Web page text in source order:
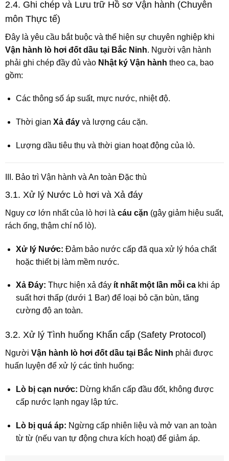
2.4. Ghi chép và Lưu trữ Hồ sơ Vận hành (Chuyên
môn Thực tế)
Đây là yêu cầu bắt buộc và thể hiện sự chuyên nghiệp khi
Vận hành lò hơi đốt dầu tại Bắc Ninh. Người vận hành
phải ghi chép đầy đủ vào Nhật ký Vận hành theo ca, bao
gồm:
Các thông số áp suất, mực nước, nhiệt độ.
Thời gian Xả đáyvà lượng cáu cặn.
Lượng dầu tiêu thụ và thời gian hoạt động của lò.
III. Bảo trì Vận hành và An toàn Đặc thù
3.1. Xử lý Nước Lò hơi và Xả đáy
Nguy cơ lớn nhất của lò hơi là cáu cặn (gây giảm hiệu suất,
rách ống, thậm chí nổ lò).
Xử lý Nước: Đảm bảo nước cấp đã qua xử lý hóa chất
hoặc thiết bị làm mềm nước.
Xả Đáy: Thực hiện xả đáy ít nhất một lần mỗi cakhi áp
suất hơi thấp (dưới 1 Bar) để loại bỏ cặn bùn, tăng
cường độ an toàn.
3.2. Xử lý Tình huống Khẩn cấp (Safety Protocol)
Người Vận hành lò hơi đốt dầu tại Bắc Ninh phải được
huấn luyện để xử lý các tình huống:
Lò bị cạn nước: Dừng khẩn cấp đầu đốt, không được
cấp nước lạnh ngay lập tức.
Lò bị quá áp: Ngừng cấp nhiên liệu và mở van an toàn
từ từ (nếu van tự động chưa kích hoạt) để giảm áp.